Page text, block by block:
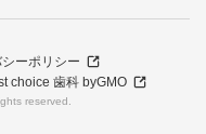
ーポリシー
choice 歯科 byGMO
reserved.